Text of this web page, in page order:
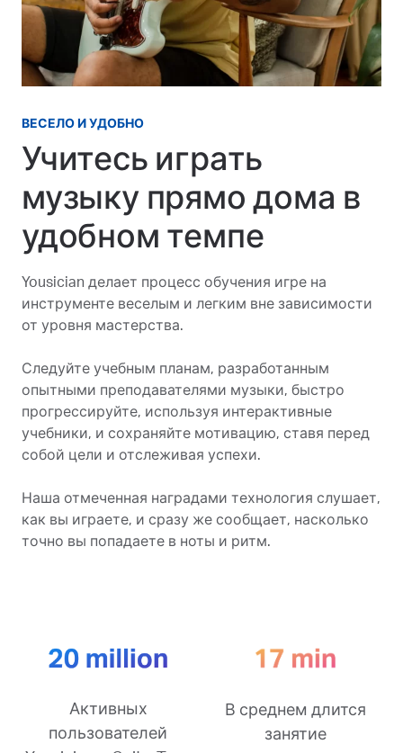
ВЕСЕЛО И УДОБНО
Учитесь играть
музыку прямо дома в
удобном темпе
Yousician делает процесс обучения игре на
инструменте веселым и легким вне зависимости
от уровня мастерства.
Следуйте учебным планам, разработанным
опытными преподавателями музыки, быстро
прогрессируйте, используя интерактивные
учебники, и сохраняйте мотивацию, ставя перед
собой цели и отслеживая успехи.
Наша отмеченная наградами технология слушает,
как вы играете, и сразу же сообщает, насколько
точно вы попадаете в ноты и ритм.
Активных
пользователей
В среднем длится
занятие